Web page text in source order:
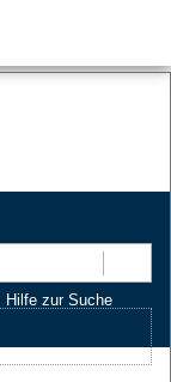
Hilfe zur Suche